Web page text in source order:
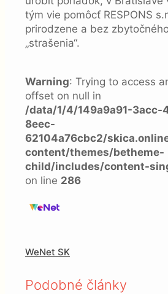
tým vie pomôcť RESPONS
prirodzene a bez
„strašenia“.
Warning: Trying to access
offset on null in
/data/1/4/149a9a91-3acc-
8eec-
62104a76cbc2/
content/themes/betheme-
child/includes/content-
on line 286
WeNet SK
Podobné články